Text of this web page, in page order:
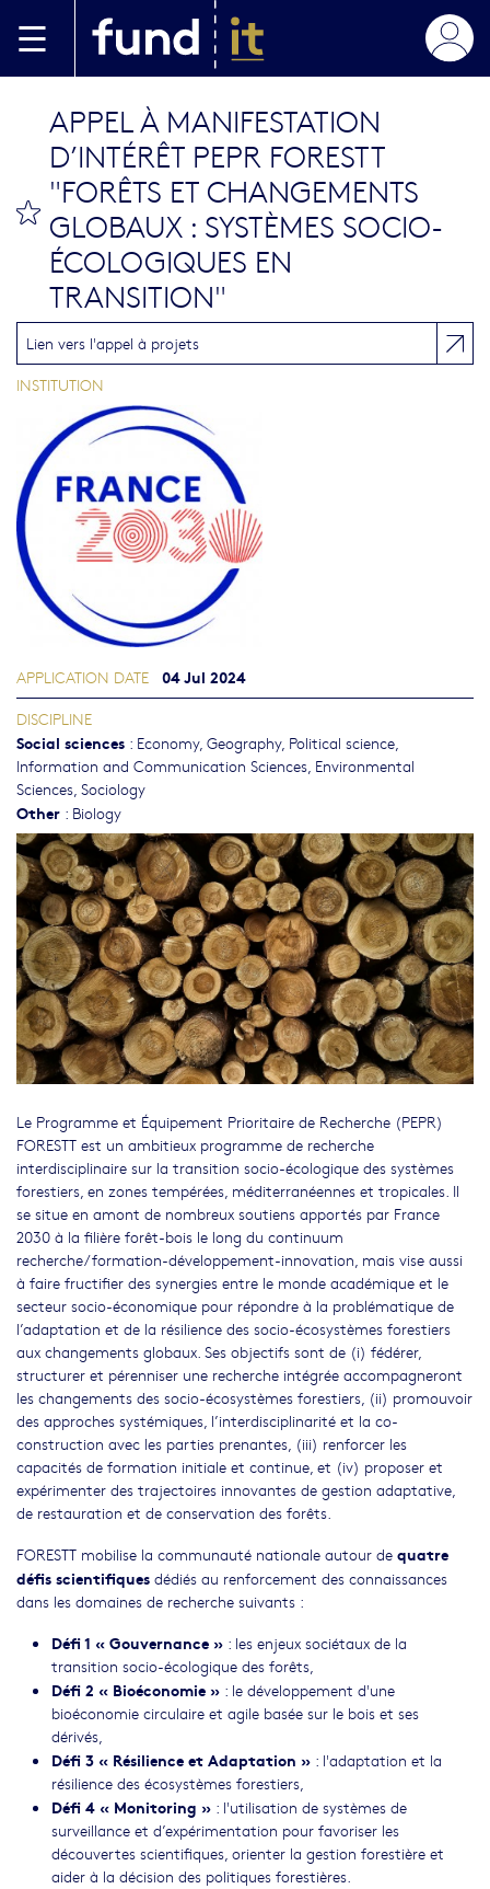
APPEL À MANIFESTATION
D’INTÉRÊT PEPR FORESTT
"FORÊTS ET CHANGEMENTS
GLOBAUX : SYSTÈMES SOCIO-
ÉCOLOGIQUES EN
TRANSITION"
Le Programme et Équipement Prioritaire de Recherche (PEPR)
FORESTT est un ambitieux programme de recherche
interdisciplinaire sur la transition socio-écologique des systèmes
forestiers, en zones tempérées, méditerranéennes et tropicales. Il
se situe en amont de nombreux soutiens apportés par France
2030 à la filière forêt-bois le long du continuum
recherche/formation-développement-innovation, mais vise aussi
à faire fructifier des synergies entre le monde académique et le
secteur socio-économique pour répondre à la problématique de
l’adaptation et de la résilience des socio-écosystèmes forestiers
aux changements globaux. Ses objectifs sont de (i) fédérer,
structurer et pérenniser une recherche intégrée accompagneront
les changements des socio-écosystèmes forestiers, (ii) promouvoir
des approches systémiques, l’interdisciplinarité et la co-
construction avec les parties prenantes, (iii) renforcer les
capacités de formation initiale et continue, et (iv) proposer et
expérimenter des trajectoires innovantes de gestion adaptative,
de restauration et de conservation des forêts.
FORESTT mobilise la communauté nationale autour de quatre
défis scientifiques dédiés au renforcement des connaissances
dans les domaines de recherche suivants :
Défi 1 « Gouvernance » : les enjeux sociétaux de la
transition socio-écologique des forêts,
Défi 2 « Bioéconomie » : le développement d'une
bioéconomie circulaire et agile basée sur le bois et ses
dérivés,
Défi 3 « Résilience et Adaptation » : l'adaptation et la
résilience des écosystèmes forestiers,
Défi 4 « Monitoring » : l'utilisation de systèmes de
surveillance et d’expérimentation pour favoriser les
découvertes scientifiques, orienter la gestion forestière et
aider à la décision des politiques forestières.
Lien vers l'appel à projets
INSTITUTION
APPLICATION DATE 04 Jul 2024
DISCIPLINE
Social sciences : Economy, Geography, Political science
Information and Communication Sciences Environmental
Sciences Sociology
Other : Biology